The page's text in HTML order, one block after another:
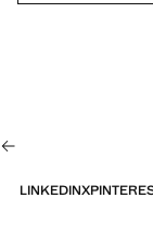
X
LINKEDIN